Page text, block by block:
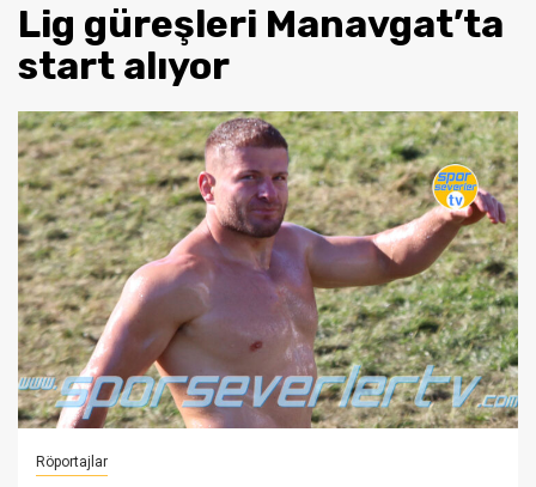
Lig güreşleri Manavgat’ta
start alıyor
Röportajlar